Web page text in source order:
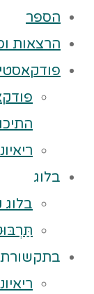
הספר
הרצאות
בלוג
בלוג
בתקשורת